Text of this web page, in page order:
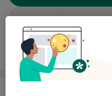
Solicite
Experiência